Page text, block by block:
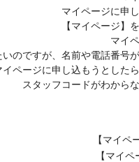
マイページに申
【マイページ】
マイ
のですが、名前や電話番号
イページに申し込もうとした
スタッフコードがわから
【マイペ
【マイ